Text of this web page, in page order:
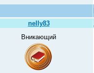
nelly83
Вникающий